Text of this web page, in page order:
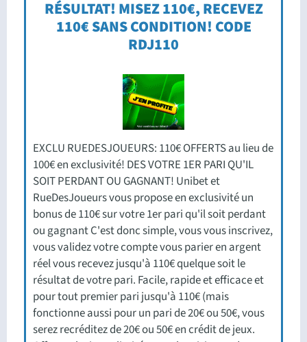
RÉSULTAT! MISEZ 110€, RECEVEZ
110€ SANS CONDITION! CODE
RDJ110
EXCLU RUEDESJOUEURS: 110€ OFFERTS au lieu de
100€ en exclusivité! DES VOTRE 1ER PARI QU'IL
SOIT PERDANT OU GAGNANT! Unibet et
RueDesJoueurs vous propose en exclusivité un
bonus de 110€ sur votre 1er pari qu'il soit perdant
ou gagnant C'est donc simple, vous vous inscrivez,
vous validez votre compte vous parier en argent
réel vous recevez jusqu'à 110€ quelque soit le
résultat de votre pari. Facile, rapide et efficace et
pour tout premier pari jusqu'à 110€ (mais
fonctionne aussi pour un pari de 20€ ou 50€, vous
serez recréditez de 20€ ou 50€ en crédit de jeux.